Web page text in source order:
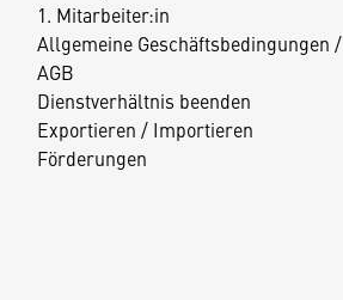
1. Mitarbeiter:in
Allgemeine Geschäftsbedingungen /
AGB
Dienstverhältnis beenden
Exportieren / Importieren
Förderungen